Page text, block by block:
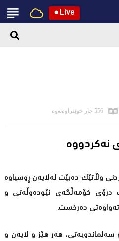
● Live
556 جار خوێنراوەتەوە
نەکردووە
وڵاتێک دەبێت لەلایەن ڕوسیاوە
درۆی کۆمەڵگەی نێودەوڵەتی و
دەرخست.
سەلماندویەتی، هەر هێز و لایەن و